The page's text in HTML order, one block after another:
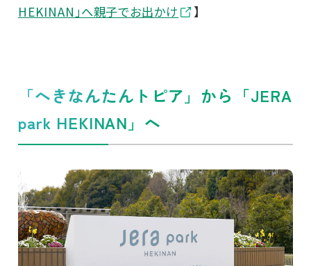
HEKINAN」へ親子でお出かけ
】
「へきなんたんトピア」から「JERA
park HEKINAN」へ